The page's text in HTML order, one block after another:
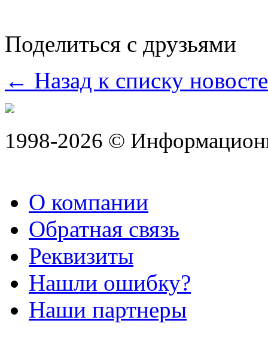
Поделиться с друзьями
← Назад к списку
1998-2026 ©
О компании
Обратная связь
Реквизиты
Нашли ошибку?
Наши партнеры